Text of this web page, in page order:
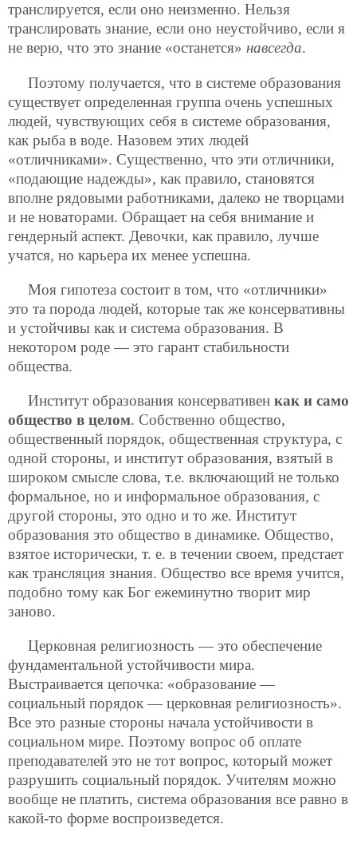
транслируется, если оно неизменно. Нельзя
транслировать знание, если оно неустойчиво, если я
не верю, что это знание «останется» навсегда.
Поэтому получается, что в системе образования
существует определенная группа очень успешных
людей, чувствующих себя в системе образования,
как рыба в воде. Назовем этих людей
«отличниками». Существенно, что эти отличники,
«подающие надежды», как правило, становятся
вполне рядовыми работниками, далеко не творцами
и не новаторами. Обращает на себя внимание и
гендерный аспект. Девочки, как правило, лучше
учатся, но карьера их менее успешна.
Моя гипотеза состоит в том, что «отличники»
это та порода людей, которые так же консервативны
и устойчивы как и система образования. В
некотором роде — это гарант стабильности
общества.
Институт образования консервативен как и само
общество в целом. Собственно общество,
общественный порядок, общественная структура, с
одной стороны, и институт образования, взятый в
широком смысле слова, т.е. включающий не только
формальное, но и информальное образования, с
другой стороны, это одно и то же. Институт
образования это общество в динамике. Общество,
взятое исторически, т. е. в течении своем, предстает
как трансляция знания. Общество все время учится,
подобно тому как Бог ежеминутно творит мир
заново.
Церковная религиозность — это обеспечение
фундаментальной устойчивости мира.
Выстраивается цепочка: «образование —
социальный порядок — церковная религиозность».
Все это разные стороны начала устойчивости в
социальном мире. Поэтому вопрос об оплате
преподавателей это не тот вопрос, который может
разрушить социальный порядок. Учителям можно
вообще не платить, система образования все равно в
какой-то форме воспроизведется.